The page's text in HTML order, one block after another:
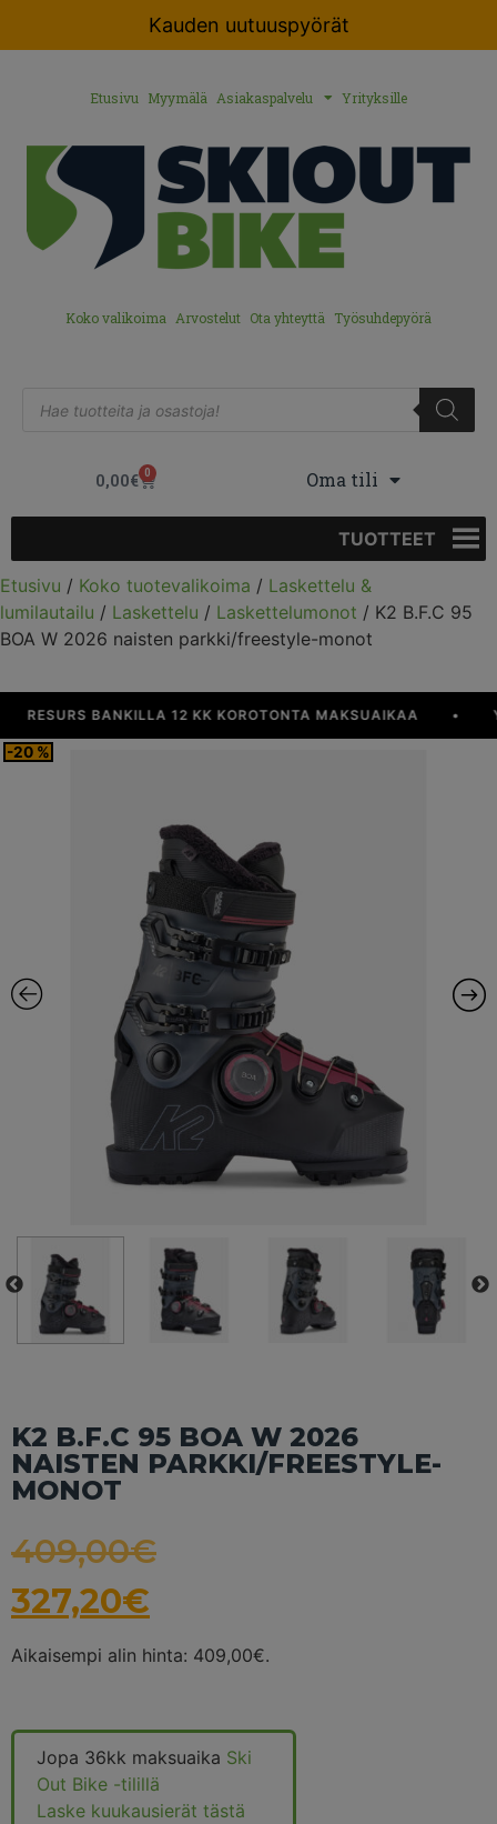
Kauden uutuuspyörät
Etusivu Myymälä Asiakaspalvelu Yrityksille
Koko valikoima Arvostelut Ota yhteyttä Työsuhdepyörä
0,00€ 0 Oma tili
TUOTTEET
Etusivu / Koko tuotevalikoima / Laskettelu &
lumilautailu / Laskettelu / Laskettelumonot / K2 B.F.C 95
BOA W 2026 naisten parkki/freestyle-monot
BANKILLA 12 KK KOROTONTA MAKSUAIKAA • YLI
-20 %
K2 B.F.C 95 BOA W 2026
NAISTEN PARKKI/FREESTYLE-
MONOT
409,00€
327,20€
Aikaisempi alin hinta: 409,00€.
Jopa 36kk maksuaika Ski
Out Bike -tilillä
Laske kuukausierät tästä